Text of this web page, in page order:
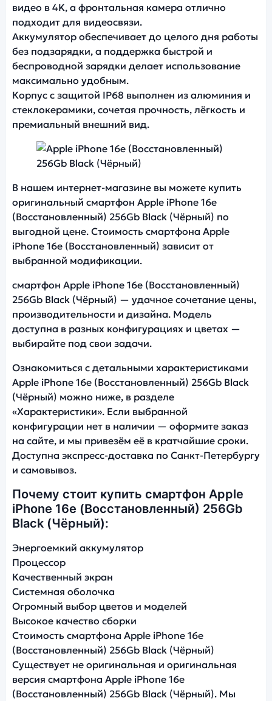
видео в 4K, а фронтальная камера отлично
подходит для видеосвязи.
Аккумулятор обеспечивает до целого дня работы
без подзарядки, а поддержка быстрой и
беспроводной зарядки делает использование
максимально удобным.
Корпус с защитой IP68 выполнен из алюминия и
стеклокерамики, сочетая прочность, лёгкость и
премиальный внешний вид.
В нашем интернет-магазине вы можете купить
оригинальный смартфон Apple iPhone 16e
(Восстановленный) 256Gb Black (Чёрный) по
выгодной цене. Стоимость смартфона Apple
iPhone 16e (Восстановленный) зависит от
выбранной модификации.
смартфон Apple iPhone 16e (Восстановленный)
256Gb Black (Чёрный) — удачное сочетание цены,
производительности и дизайна. Модель
доступна в разных конфигурациях и цветах —
выбирайте под свои задачи.
Ознакомиться с детальными характеристиками
Apple iPhone 16e (Восстановленный) 256Gb Black
(Чёрный) можно ниже, в разделе
«Характеристики». Если выбранной
конфигурации нет в наличии — оформите заказ
на сайте, и мы привезём её в кратчайшие сроки.
Доступна экспресс-доставка по Санкт-Петербургу
и самовывоз.
Почему стоит купить смартфон Apple
iPhone 16e (Восстановленный) 256Gb
Black (Чёрный):
Энергоемкий аккумулятор
Процессор
Качественный экран
Системная оболочка
Огромный выбор цветов и моделей
Высокое качество сборки
Стоимость смартфона Apple iPhone 16e
(Восстановленный) 256Gb Black (Чёрный)
Существует не оригинальная и оригинальная
версия смартфона Apple iPhone 16e
(Восстановленный) 256Gb Black (Чёрный). Мы